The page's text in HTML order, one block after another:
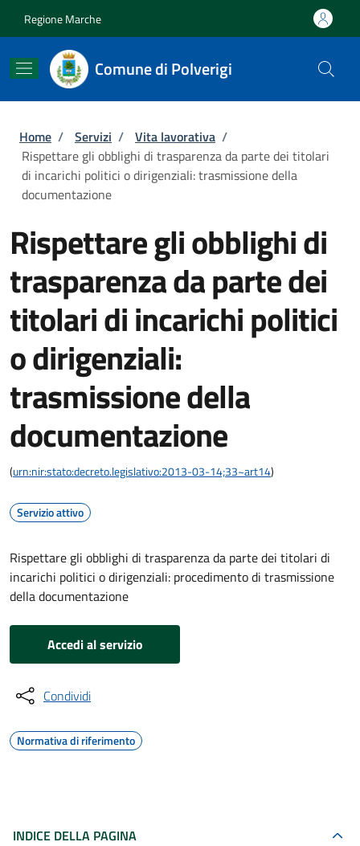
Regione Marche
Comune di Polverigi
Briciole di pane
Home / Servizi / Vita lavorativa /
Rispettare gli obblighi di trasparenza da parte dei titolari
di incarichi politici o dirigenziali: trasmissione della
documentazione
Rispettare gli obblighi di
trasparenza da parte dei
titolari di incarichi politici
o dirigenziali:
trasmissione della
documentazione
(urn:nir:stato:decreto.legislativo:2013-03-14;33~art14)
Servizio attivo
Rispettare gli obblighi di trasparenza da parte dei titolari di
incarichi politici o dirigenziali: procedimento di trasmissione
della documentazione
Accedi al servizio
Condividi
Normativa di riferimento
INDICE DELLA PAGINA